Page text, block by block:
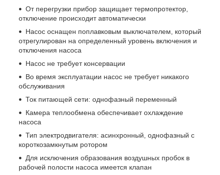
От перегрузки прибор защищает термопротектор,
отключение происходит автоматически
Насос оснащен поплавковым выключателем, который
отрегулирован на определенный уровень включения и
отключения насоса
Насос не требует консервации
Во время эксплуатации насос не требует никакого
обслуживания
Ток питающей сети: однофазный переменный
Камера теплообмена обеспечивает охлаждение
насоса
Тип электродвигателя: асинхронный, однофазный с
короткозамкнутым ротором
Для исключения образования воздушных пробок в
рабочей полости насоса имеется клапан